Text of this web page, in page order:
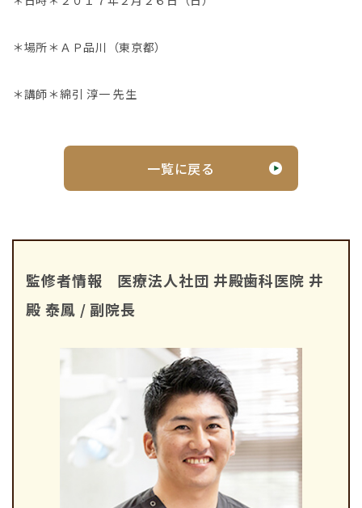
＊場所＊ＡＰ品川（東京都）
＊講師＊綿引 淳一 先生
一覧に戻る
監修者情報 医療法人社団 井殿歯科医院 井
殿 泰鳳 / 副院長